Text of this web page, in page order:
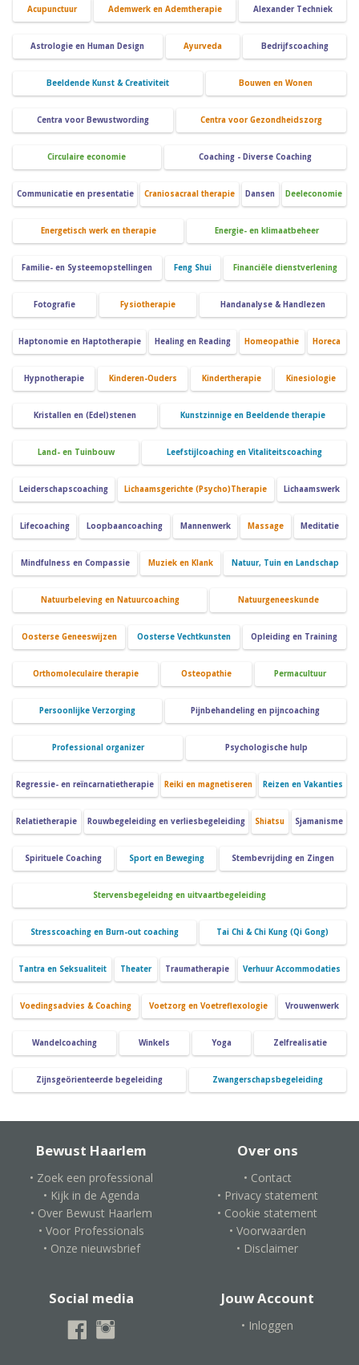
Acupunctuur Ademwerk en Ademtherapie Alexander Techniek
Astrologie en Human Design Ayurveda Bedrijfscoaching
Beeldende Kunst & Creativiteit Bouwen en Wonen
Centra voor Bewustwording Centra voor Gezondheidszorg
Circulaire economie Coaching - Diverse Coaching
Communicatie en presentatie Craniosacraal therapie Dansen Deeleconomie
Energetisch werk en therapie Energie- en klimaatbeheer
Familie- en Systeemopstellingen Feng Shui Financiële dienstverlening
Fotografie Fysiotherapie Handanalyse & Handlezen
Haptonomie en Haptotherapie Healing en Reading Homeopathie Horeca
Hypnotherapie Kinderen-Ouders Kindertherapie Kinesiologie
Kristallen en (Edel)stenen Kunstzinnige en Beeldende therapie
Land- en Tuinbouw Leefstijlcoaching en Vitaliteitscoaching
Leiderschapscoaching Lichaamsgerichte (Psycho)Therapie Lichaamswerk
Lifecoaching Loopbaancoaching Mannenwerk Massage Meditatie
Mindfulness en Compassie Muziek en Klank Natuur, Tuin en Landschap
Natuurbeleving en Natuurcoaching Natuurgeneeskunde
Oosterse Geneeswijzen Oosterse Vechtkunsten Opleiding en Training
Orthomoleculaire therapie Osteopathie Permacultuur
Persoonlijke Verzorging Pijnbehandeling en pijncoaching
Professional organizer Psychologische hulp
Regressie- en reïncarnatietherapie Reiki en magnetiseren Reizen en Vakanties
Relatietherapie Rouwbegeleiding en verliesbegeleiding Shiatsu Sjamanisme
Spirituele Coaching Sport en Beweging Stembevrijding en Zingen
Stervensbegeleidng en uitvaartbegeleiding
Stresscoaching en Burn-out coaching Tai Chi & Chi Kung (Qi Gong)
Tantra en Seksualiteit Theater Traumatherapie Verhuur Accommodaties
Voedingsadvies & Coaching Voetzorg en Voetreflexologie Vrouwenwerk
Wandelcoaching Winkels Yoga Zelfrealisatie
Zijnsgeörienteerde begeleiding Zwangerschapsbegeleiding
Bewust Haarlem
• Zoek een professional
• Kijk in de Agenda
• Over Bewust Haarlem
• Voor Professionals
• Onze nieuwsbrief
Over ons
• Contact
• Privacy statement
• Cookie statement
• Voorwaarden
• Disclaimer
Social media Jouw Account
• Inloggen